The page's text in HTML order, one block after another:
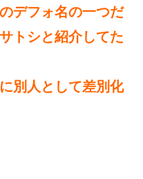
デフォ名の一つだ
トシと紹介してた
別人として差別化